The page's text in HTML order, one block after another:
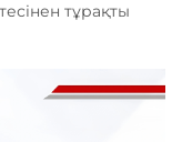
тұрақты